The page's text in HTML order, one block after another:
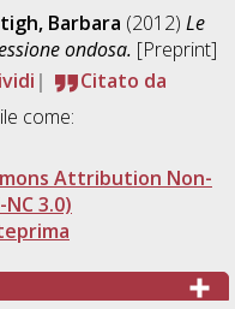
Barbara (2012) Le
ondosa. [Preprint]
Citato da
come:
Attribution Non-
3.0)